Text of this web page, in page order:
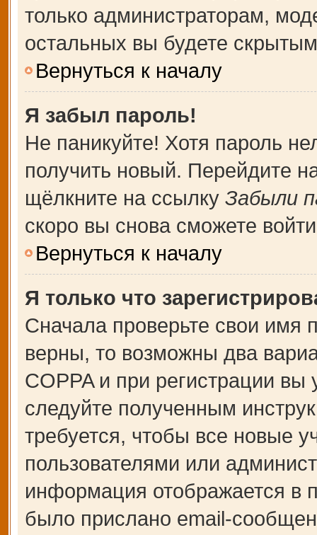
только администраторам,
остальных вы будете
Вернуться к началу
Я забыл пароль!
Не паникуйте! Хотя пароль
получить новый. Перейдите
щёлкните на ссылку Забыли
скоро вы снова сможете
Вернуться к началу
Я только что
Сначала проверьте свои имя
верны, то возможны два
COPPA и при регистрации вы
следуйте полученным
требуется, чтобы все новые
пользователями или
информация отображается в
было прислано email-